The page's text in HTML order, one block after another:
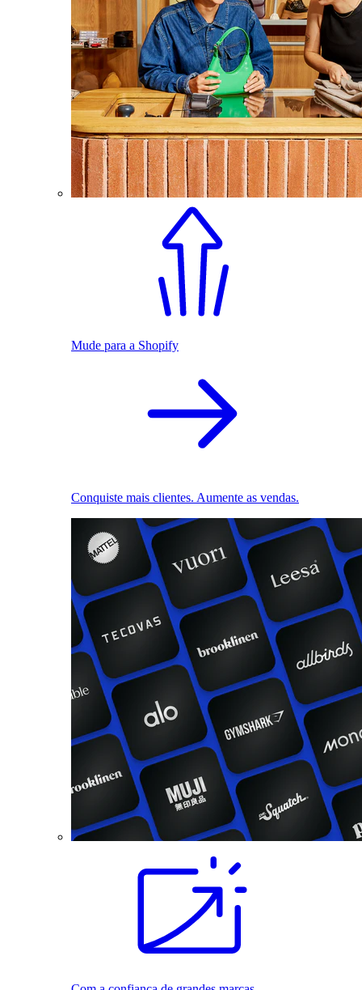
Mude para a Shopify
Conquiste mais clientes. Aumente as vendas.